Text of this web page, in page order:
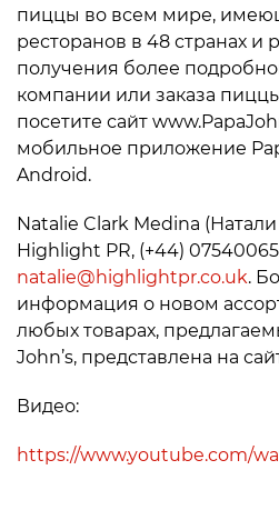
пиццы во всем мире,
ресторанов в 48 странах и
получения более
компании или заказа
посетите сайт
мобильное приложение
Android.
Natalie Clark Medina
Highlight PR, (+44)
natalie@highlightpr.co.uk.
информация о новом
любых товарах,
John’s, представлена на
Видео:
https://www.youtube.com/